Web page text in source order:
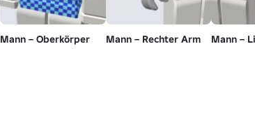
Mann – Oberkörper Mann – Rechter Arm Mann –